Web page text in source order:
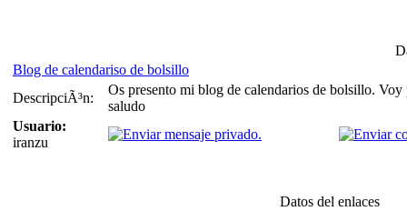
Blog de calendariso de bolsillo
DescripciÃ³n:
Os presento mi blog de calendarios de bolsillo.
saludo
Usuario:
iranzu
Datos del enlaces